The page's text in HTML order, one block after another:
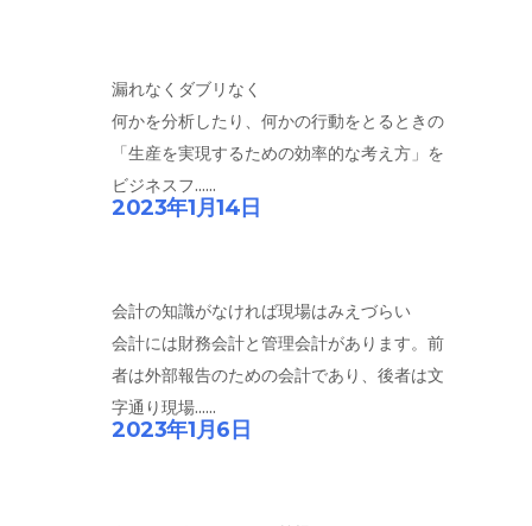
漏れなくダブリなく
何かを分析したり、何かの行動をとるときの
「生産を実現するための効率的な考え方」を
ビジネスフ......
2023年1月14日
会計の知識がなければ現場はみえづらい
会計には財務会計と管理会計があります。前
者は外部報告のための会計であり、後者は文
字通り現場......
2023年1月6日